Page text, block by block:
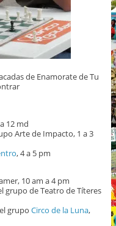
de Enamorate de Tu
12 md
Arte de Impacto, 1 a 3
, 4 a 5 pm
10 am a 4 pm
grupo de Teatro de Títeres
grupo Circo de la Luna,